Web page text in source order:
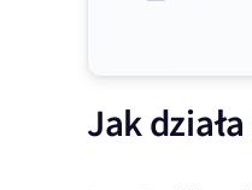
Jak